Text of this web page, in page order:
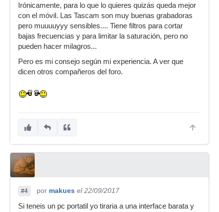
Irónicamente, para lo que lo quieres quizás queda mejor
con el móvil. Las Tascam son muy buenas grabadoras
pero muuuuyyy sensibles.... Tiene filtros para cortar
bajas frecuencias y para limitar la saturación, pero no
pueden hacer milagros...
Pero es mi consejo según mi experiencia. A ver que
dicen otros compañeros del foro.
#4 por makues el 22/09/2017
Si teneis un pc portatil yo tiraria a una interface barata y